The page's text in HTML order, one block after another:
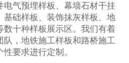
电气预埋样板、幕墙石材干挂
基础样板、装饰抹灰样板、地
数十种样板展示区。我们有着
队，地铁施工样板和路桥施工
要求进行定制。